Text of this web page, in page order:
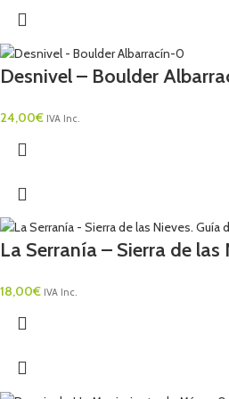
Desnivel – Boulder
24,00€ IVA Inc.
La Serranía – Sierra de
18,00€ IVA Inc.